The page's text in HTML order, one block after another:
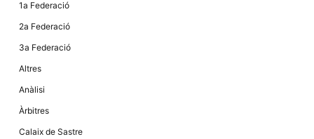
1a Federació
2a Federació
3a Federació
Altres
Anàlisi
Àrbitres
Calaix de Sastre